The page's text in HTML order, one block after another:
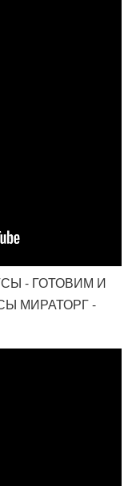
- ГОТОВИМ И
МИРАТОРГ -